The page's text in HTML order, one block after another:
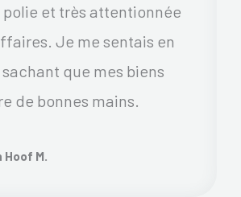
et très attentionnée
Je me sentais en
que mes biens
de bonnes mains.
Hoof M.